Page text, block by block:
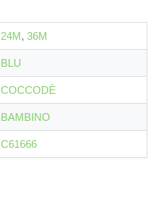
24M, 36M
BLU
COCCODÈ
BAMBINO
C61666